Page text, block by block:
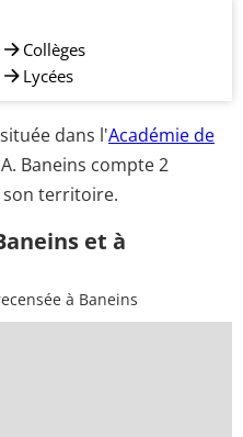
Collèges
Lycées
dans l'Académie de
Baneins compte 2
son territoire.
et à
à Baneins